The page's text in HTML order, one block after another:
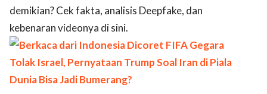
demikian? Cek fakta, analisis Deepfake, dan
kebenaran videonya di sini.